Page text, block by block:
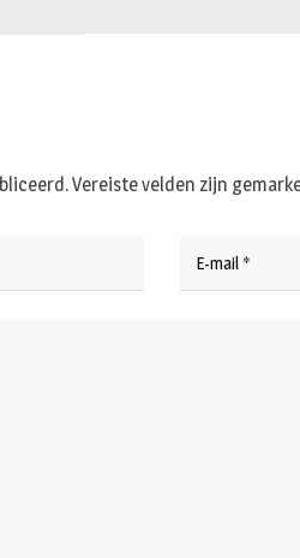
Vereiste velden zijn